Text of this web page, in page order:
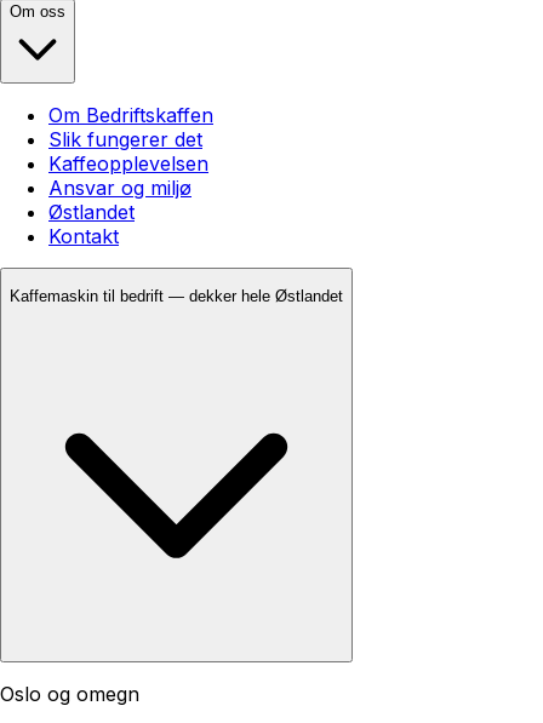
Om oss
Om Bedriftskaffen
Slik fungerer det
Kaffeopplevelsen
Ansvar og miljø
Østlandet
Kontakt
Kaffemaskin til bedrift — dekker hele Østlandet
Oslo og omegn